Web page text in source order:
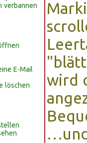
verbannen
E-Mail
löschen
wird